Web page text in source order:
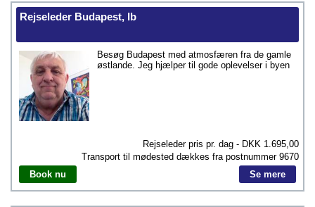
Rejseleder Budapest, Ib
Besøg Budapest med atmosfæren fra de gamle
østlande. Jeg hjælper til gode oplevelser i byen
Rejseleder pris pr. dag - DKK 1.695,00
Transport til mødested dækkes fra postnummer 9670
Book nu
Se mere